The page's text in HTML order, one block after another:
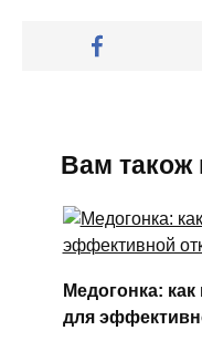
Вам також
Медогонка:
для